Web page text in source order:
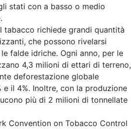
stati con a basso o medio
tabacco richiede grandi quantità
che possono rivelarsi
falde idriche. Ogni anno, per le
4,3 milioni di ettari di terreno,
deforestazione globale
e il 4%. Inoltre, con la produzione
più di 2 milioni di tonnellate
Convention on Tobacco Control